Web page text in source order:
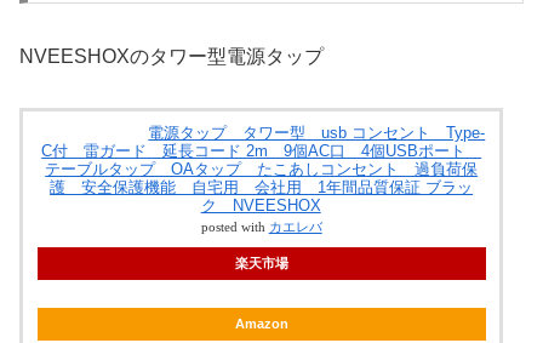
NVEESHOXのタワー型電源タップ
電源タップ タワー型 usb コンセント Type-
C付 雷ガード 延長コード 2m 9個AC口 4個USBポート
テーブルタップ OAタップ たこあしコンセント 過負荷保
護 安全保護機能 自宅用 会社用 1年間品質保証 ブラッ
ク NVEESHOX
posted with カエレバ
楽天市場
Amazon